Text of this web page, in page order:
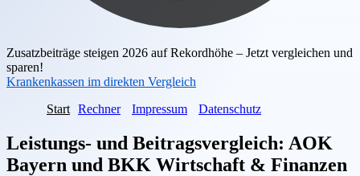
Zusatzbeiträge steigen 2026 auf Rekordhöhe – Jetzt vergleichen und
sparen!
Krankenkassen im direkten Vergleich
Start Rechner Impressum Datenschutz
Leistungs- und Beitragsvergleich: AOK
Bayern und BKK Wirtschaft & Finanzen